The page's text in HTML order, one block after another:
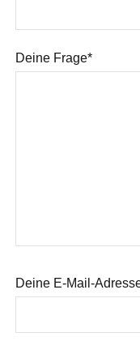
Deine Frage*
Deine E-Mail-